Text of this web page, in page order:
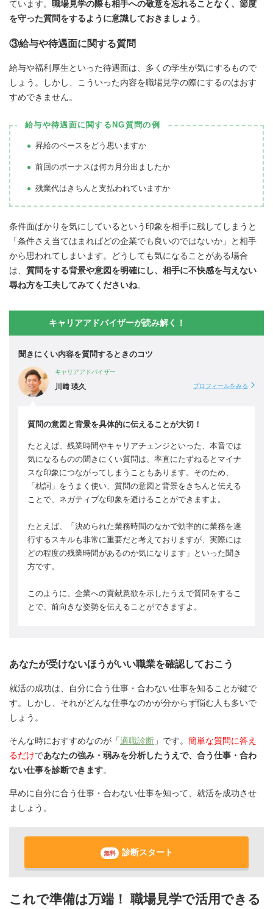
ています。 職場見学の際も相手への敬意を忘れることなく、節度
を守った質問をするように意識しておきましょう 。
③給与や待遇面に関する質問
給与や福利厚生といった待遇面は、多くの学生が気にするもので
しょう。しかし、こういった内容を職場見学の際にするのはおす
すめできません。
給与や待遇面に関するNG質問の例
昇給のペースをどう思いますか
前回のボーナスは何カ月分出ましたか
残業代はきちんと支払われていますか
条件面ばかりを気にしているという印象を相手に残してしまうと
「条件さえ当てはまればどの企業でも良いのではないか」と相手
から思われてしまいます。どうしても気になることがある場合
は、 質問をする背景や意図を明確にし、相手に不快感を与えない
尋ね方を工夫してみてくださいね。
キャリアアドバイザーが読み解く！
聞きにくい内容を質問するときのコツ
キャリアアドバイザー
川﨑 瑛久 プロフィールをみる
質問の意図と背景を具体的に伝えることが大切！
たとえば、残業時間やキャリアチェンジといった、本音では
気になるものの聞きにくい質問は、率直にたずねるとマイナ
スな印象につながってしまうこともあります。そのため、
「枕詞」をうまく使い、質問の意図と背景をきちんと伝える
ことで、ネガティブな印象を避けることができますよ。
たとえば、「決められた業務時間のなかで効率的に業務を遂
行するスキルも非常に重要だと考えておりますが、実際には
どの程度の残業時間があるのか気になります」といった聞き
方です。
このように、企業への貢献意欲を示したうえで質問をするこ
とで、前向きな姿勢を伝えることができますよ。
あなたが受けないほうがいい職業を確認しておこう
就活の成功は、自分に合う仕事・合わない仕事を知ることが鍵で
す。しかし、それがどんな仕事なのかが分からず悩む人も多いで
しょう。
そんな時におすすめなのが「適職診断 」です。 簡単な質問に答え
るだけであなたの強み・弱みを分析したうえで、合う仕事・合わ
ない仕事を診断できます。
早めに自分に合う仕事・合わない仕事を知って、就活を成功させ
ましょう。
無料 診断スタート
これで準備は万端！ 職場見学で活用できる